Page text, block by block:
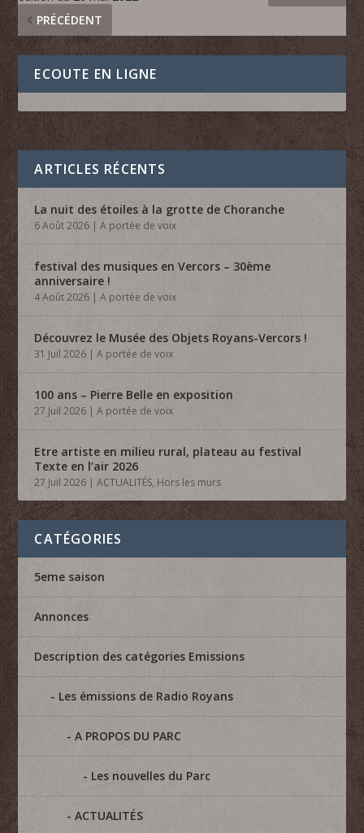
PRÉCÉDENT
ECOUTE EN LIGNE
ARTICLES RÉCENTS
La nuit des étoiles à la grotte de Choranche
6 Août 2026 |A portée de voix
festival des musiques en Vercors – 30ème
anniversaire !
4 Août 2026 |A portée de voix
Découvrez le Musée des Objets Royans-Vercors !
31 Juil 2026 |A portée de voix
100 ans – Pierre Belle en exposition
27 Juil 2026 |A portée de voix
Etre artiste en milieu rural, plateau au festival
Texte en l’air 2026
27 Juil 2026 |ACTUALITÉS, Hors les murs
CATÉGORIES
5eme saison
Annonces
Description des catégories Emissions
Les émissions de Radio Royans
A PROPOS DU PARC
Les nouvelles du Parc
ACTUALITÉS